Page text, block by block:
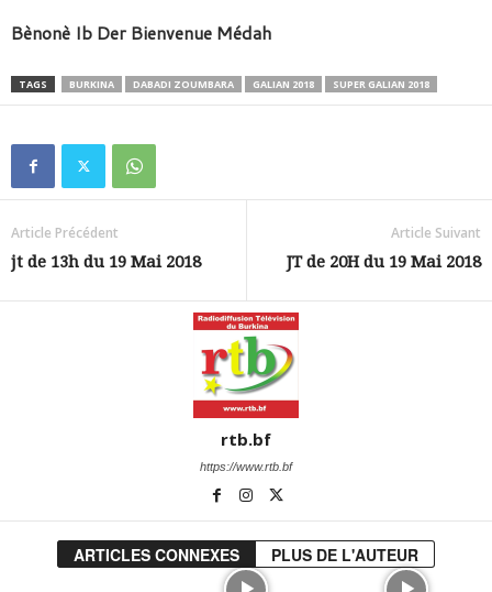
Bènonè Ib Der Bienvenue Médah
TAGS BURKINA DABADI ZOUMBARA GALIAN 2018 SUPER GALIAN 2018
Article Précédent
jt de 13h du 19 Mai 2018
Article Suivant
JT de 20H du 19 Mai 2018
rtb.bf
https://www.rtb.bf
ARTICLES CONNEXES PLUS DE L'AUTEUR